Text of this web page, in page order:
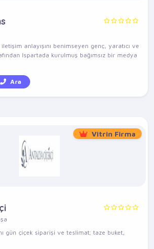
anlayışını benimseyen genç, yaratıcı ve
Ispartada kurulmuş bağımsız bir medya
Ara
Vitrin Firma
gün çiçek siparişi ve teslimat; taze buket,